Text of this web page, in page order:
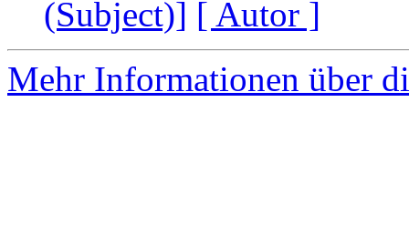
(Subject)] [ Autor ]
Mehr Informationen über